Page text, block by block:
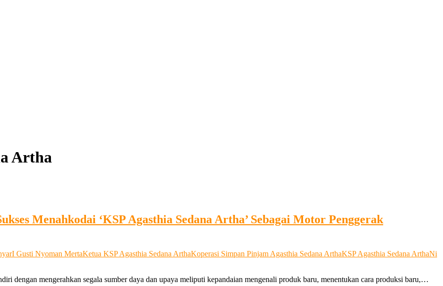
Artha
Menahkodai ‘KSP Agasthia Sedana Artha’ Sebagai Motor Penggerak
I Gusti Nyoman MertaKetua KSP Agasthia Sedana ArthaKoperasi Simpan Pinjam Agasthia Sedana ArthaKSP Agasthia Sedana ArthaNi
dengan mengerahkan segala sumber daya dan upaya meliputi kepandaian mengenali produk baru, menentukan cara produksi baru,…